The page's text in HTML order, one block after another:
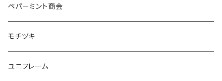
ペパーミント商会
モチヅキ
ユニフレーム